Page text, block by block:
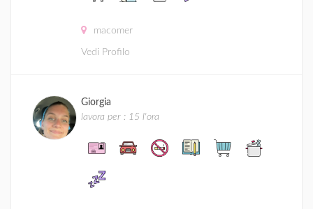
macomer
Vedi Profilo
Giorgia
lavora per : 15 l'ora